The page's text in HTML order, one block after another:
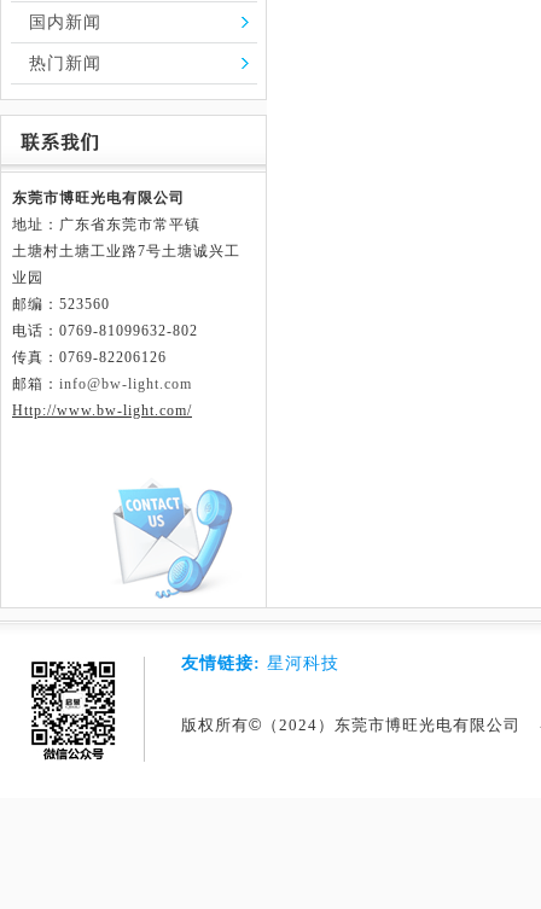
国内新闻
热门新闻
东莞市博旺光电有限公司
地址：广东省东莞市常平镇
土塘村土塘工业路7号土塘诚兴工
业园
邮编：523560
电话：0769-81099632-802
传真：0769-82206126
邮箱： info@bw-light.com
Http://www.bw-light.com/
友情链接: 星河科技
版权所有© （2024）东莞市博旺光电有限公司